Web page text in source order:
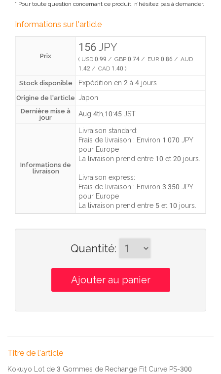
* Pour toute question concernant ce produit, n’hésitez pas à demander.
Informations sur l'article
Prix
156 JPY
( USD 0.99 / GBP 0.74 / EUR 0.86 / AUD
1.42 / CAD 1.40 )
Stock disponible Expédition en 2 à 4 jours
Origine de l'article Japon
Dernière mise à
jour
Aug 4th,10:45 JST
Informations de
livraison
Livraison standard:
Frais de livraison : Environ 1,070 JPY
pour Europe
La livraison prend entre 10 et 20 jours.
Livraison express:
Frais de livraison : Environ 3,350 JPY
pour Europe
La livraison prend entre 5 et 10 jours.
Quantité:
Titre de l'article
Kokuyo Lot de 3 Gommes de Rechange Fit Curve PS-300